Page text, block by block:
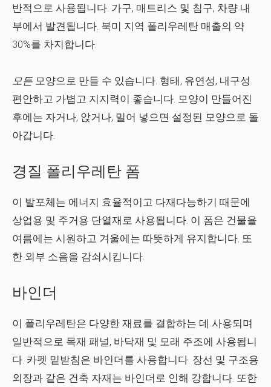
반적으로 사용됩니다. 가구, 매트리스 및 침구, 차량 내
부에서 발견됩니다. 북미 지역 폴리우레탄 매출의 약
30%를 차지합니다.
모든 모양으로 만들 수 있습니다. 형태, 유연성, 내구성.
편안하고 가볍고 지지력이 좋습니다. 모양이 만들어진
후에는 자거나, 앉거나, 밀어 넣으면 설정된 모양으로 돌
아갑니다.
경질 폴리우레탄 폼
이 발포체는 에너지 효율적이고 다재다능하기 때문에
상업용 및 주거용 단열재로 사용됩니다. 이 폼은 건물을
여름에는 시원하고 겨울에는 따뜻하게 유지합니다. 또
한 외부 소음을 감쇠시킵니다.
바인더
이 폴리우레탄은 다양한 재료를 결합하는 데 사용되며
일반적으로 목재 패널, 바닥재 및 모래 주조에 사용됩니
다. 카펫 밑받침은 바인더를 사용합니다. 장선 및 구조용
외장과 같은 건축 자재는 바인더로 인해 강합니다. 또한